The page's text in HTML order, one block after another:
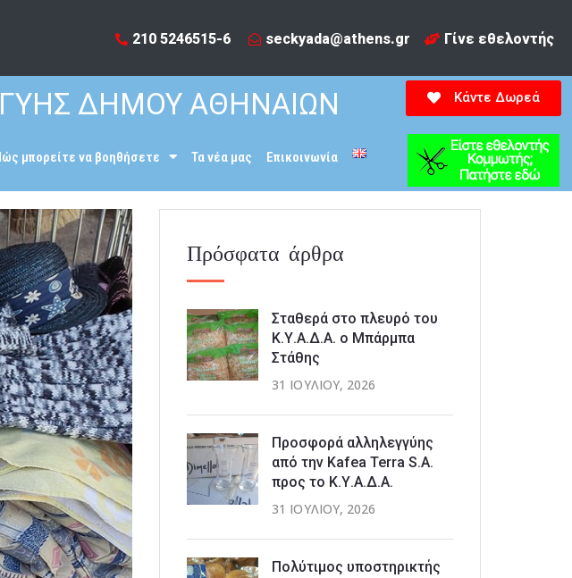
210 5246515-6​ seckyada@athens.gr Γίνε εθελοντής
ΔΗΜΟΥ ΑΘΗΝΑΙΩΝ
μπορείτε να βοηθήσετε Τα νέα μας Επικοινωνία
Κάντε Δωρεά
Πρόσφατα άρθρα
Σταθερά στο πλευρό του
Κ.Υ.Α.Δ.Α. ο Μπάρμπα
Στάθης
31 ΙΟΥΛΊΟΥ, 2026
Προσφορά αλληλεγγύης
από την Kafea Terra S.A.
προς το Κ.Υ.Α.Δ.Α.
31 ΙΟΥΛΊΟΥ, 2026
Πολύτιμος υποστηρικτής